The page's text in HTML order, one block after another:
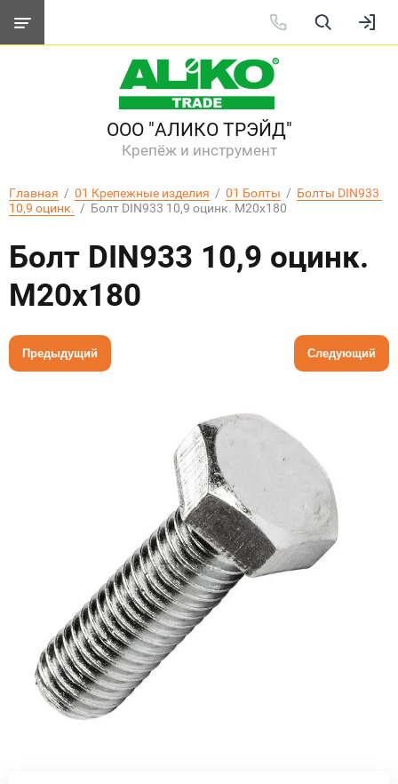
ООО "АЛИКО ТРЭЙД"
Крепёж и инструмент
Главная
  /
01 Крепежные изделия
  /
01 Болты
  /
Болты DIN933
10,9 оцинк.
  /  Болт DIN933 10,9 оцинк. M20х180
Болт DIN933 10,9 оцинк.
M20х180
Предыдущий Следующий